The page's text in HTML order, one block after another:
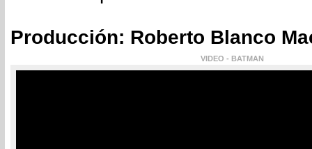
Producción: Roberto Blanco
VIDEO - BATMAN